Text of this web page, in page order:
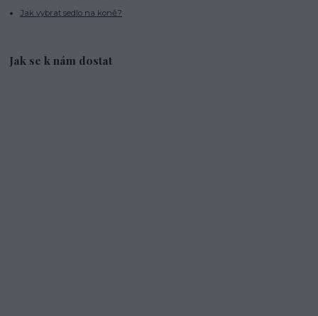
Jak vybrat sedlo na koně?
Jak se k nám dostat